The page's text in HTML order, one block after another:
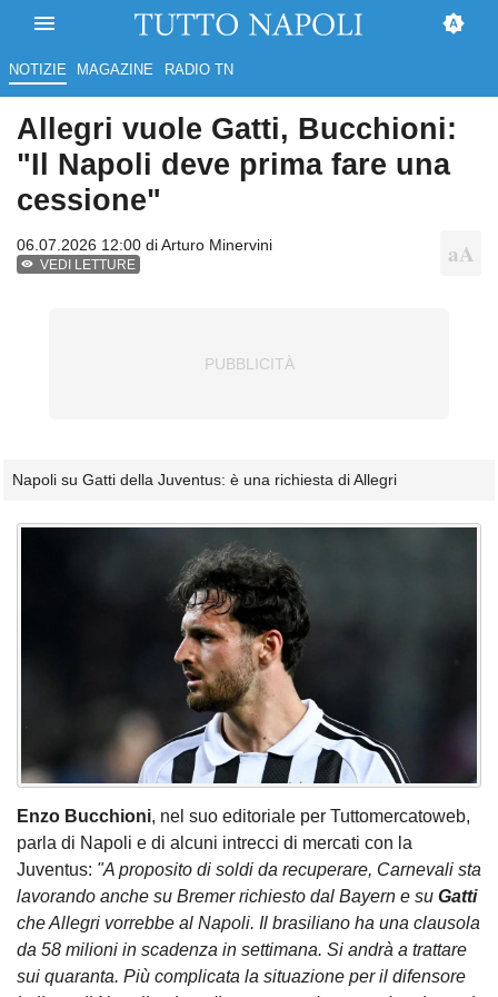
NOTIZIE MAGAZINE RADIO TN
Allegri vuole Gatti, Bucchioni:
"Il Napoli deve prima fare una
cessione"
06.07.2026 12:00 diArturo Minervini
VEDI LETTURE
Napoli su Gatti della Juventus: è una richiesta di Allegri
Enzo Bucchioni, nel suo editoriale per Tuttomercatoweb,
parla di Napoli e di alcuni intrecci di mercati con la
Juventus: "A proposito di soldi da recuperare, Carnevali sta
lavorando anche su Bremer richiesto dal Bayern e su Gatti
che Allegri vorrebbe al Napoli. Il brasiliano ha una clausola
da 58 milioni in scadenza in settimana. Si andrà a trattare
sui quaranta. Più complicata la situazione per il difensore